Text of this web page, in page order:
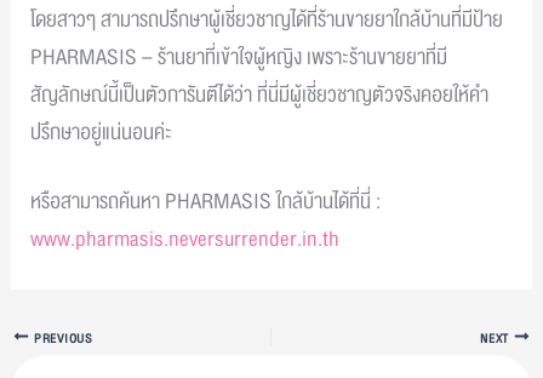
โดยสาวๆ สามารถปรึกษาผู้เชี่ยวชาญได้ที่ร้านขายยาใกล้บ้านที่มีป้าย
PHARMASIS – ร้านยาที่เข้าใจผู้หญิง เพราะร้านขายยาที่มี
สัญลักษณ์นี้เป็นตัวการันตีได้ว่า ที่นี่มีผู้เชี่ยวชาญตัวจริงคอยให้คำ
ปรึกษาอยู่แน่นอนค่ะ
หรือสามารถค้นหา PHARMASIS ใกล้บ้านได้ที่นี่ :
www.pharmasis.neversurrender.in.th
PREVIOUS NEXT